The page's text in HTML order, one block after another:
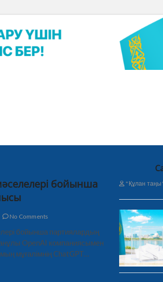
бойынша
No Comments
бойынша партиялардың
OpenAI компаниясымен
мұғалімнің ChatGPT…
"Құлан